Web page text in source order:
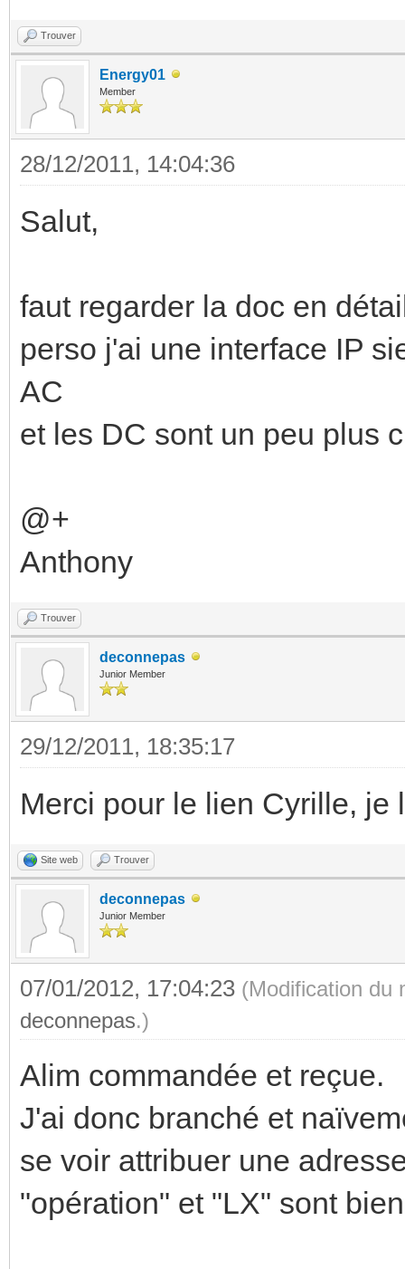
Trouver
Energy01
Member
28/12/2011, 14:04:36
Salut,
faut regarder la doc en
perso j'ai une interface IP
AC
et les DC sont un peu plus
@+
Anthony
Trouver
deconnepas
Junior Member
29/12/2011, 18:35:17
Merci pour le lien Cyrille, je
Site web Trouver
deconnepas
Junior Member
07/01/2012, 17:04:23 (Modification du
deconnepas.)
Alim commandée et reçue.
J'ai donc branché et
se voir attribuer une
"opération" et "LX" sont